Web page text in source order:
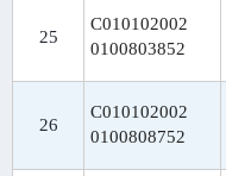
25
C010102002
0100803852
26
C010102002
0100808752